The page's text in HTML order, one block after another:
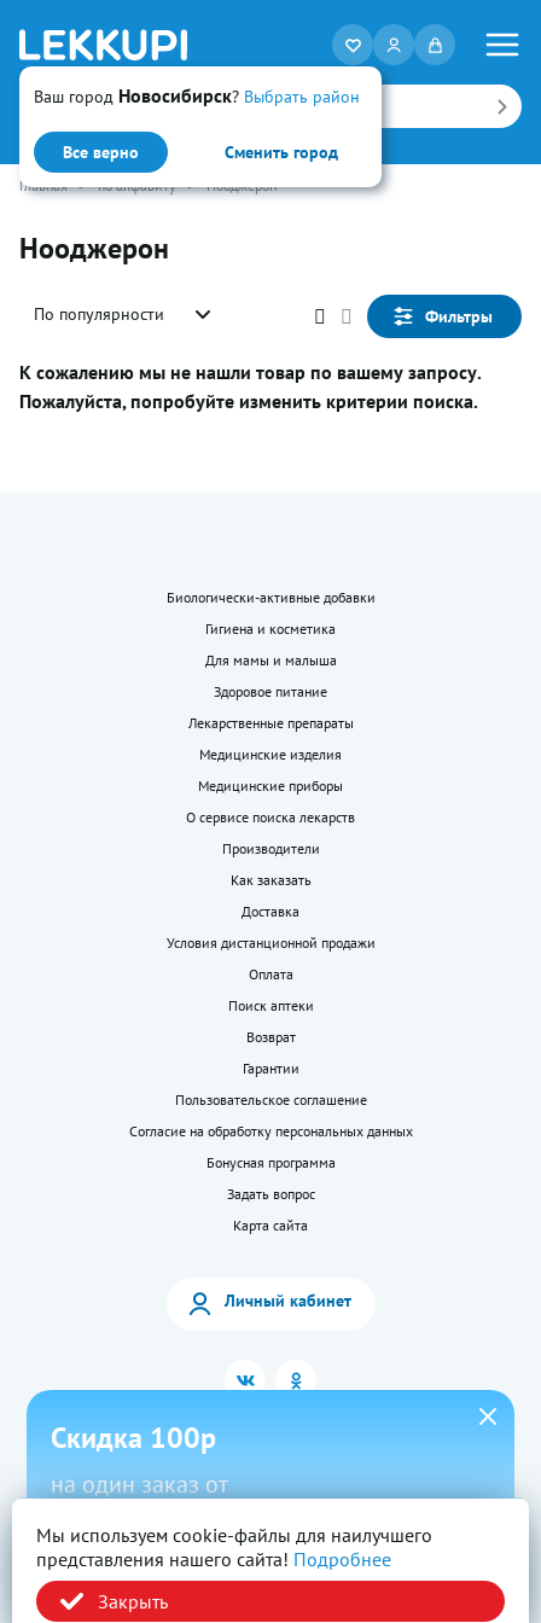
Ваш город Новосибирск? Выбрать район
Все верно Сменить город
Искать
Главная • по алфавиту • Нооджерон
Нооджерон
По популярности Фильтры
К сожалению мы не нашли товар по вашему запросу.
Пожалуйста, попробуйте изменить критерии поиска.
Биологически-активные добавки
Гигиена и косметика
Для мамы и малыша
Здоровое питание
Лекарственные препараты
Медицинские изделия
Медицинские приборы
О сервисе поиска лекарств
Производители
Как заказать
Доставка
Условия дистанционной продажи
Оплата
Поиск аптеки
Возврат
Гарантии
Пользовательское соглашение
Согласие на обработку персональных данных
Бонусная программа
Задать вопрос
Карта сайта
Личный кабинет
2026 © «LEKkupi»
Все права защищены.
Вся информация на сайте — собственность ООО «Моя аптека». Публикация с
сайта www.lekkupi.ru без разрешения запрещена.
ОГРН:1025404723585, Лицензия № Л042-01125-54/00269824.
Мы используем cookie-файлы для наилучшего
представления нашего сайта! Подробнее
Закрыть
Скидка 100р
на один заказ от
Скачать
Промокод Новый